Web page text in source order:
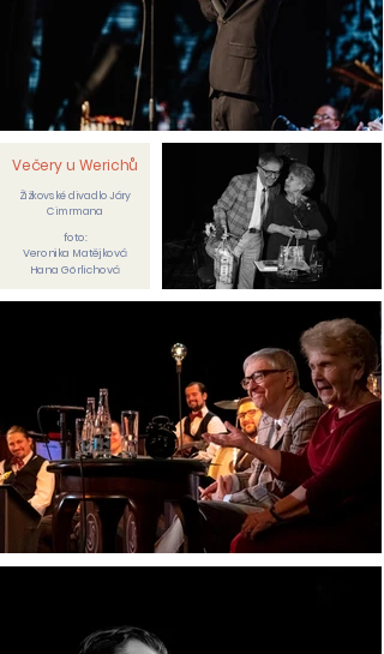
Večery u Werichů
Žižkovské divadlo Járy
Cimrmana
foto:
Veronika Matějková
Hana Görlichová